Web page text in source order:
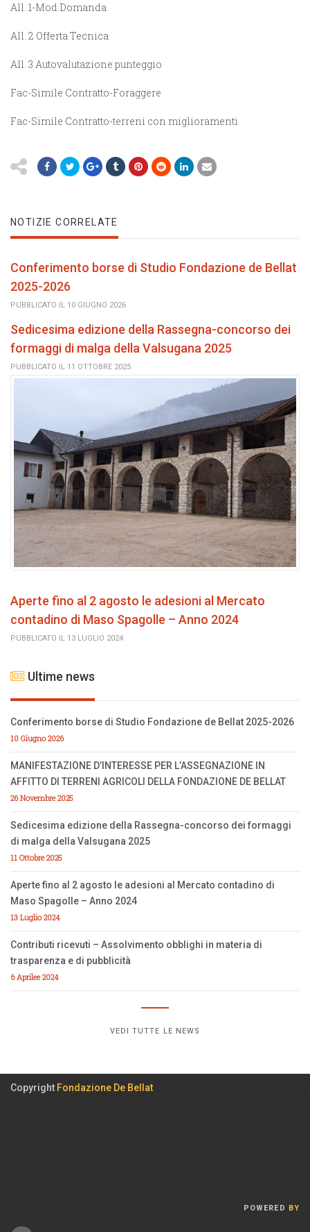
All. 1-Mod.Domanda
All. 2 Offerta Tecnica
All. 3 Autovalutazione punteggio
Fac-Simile Contratto-Foraggere
Fac-Simile Contratto-terreni con miglioramenti
NOTIZIE CORRELATE
Conferimento borse di Studio Fondazione de Bellat
2025-2026
PUBBLICATO IL 10 GIUGNO 2026
Sedicesima edizione della Rassegna-concorso dei
formaggi di malga della Valsugana 2025
PUBBLICATO IL 11 OTTOBRE 2025
Aperte fino al 2 agosto le adesioni al Mercato
contadino di Maso Spagolle – Anno 2024
PUBBLICATO IL 13 LUGLIO 2024
Ultime news
Conferimento borse di Studio Fondazione de Bellat 2025-2026
10 Giugno 2026
MANIFESTAZIONE D’INTERESSE PER L’ASSEGNAZIONE IN
AFFITTO DI TERRENI AGRICOLI DELLA FONDAZIONE DE BELLAT
26 Novembre 2025
Sedicesima edizione della Rassegna-concorso dei formaggi
di malga della Valsugana 2025
11 Ottobre 2025
Aperte fino al 2 agosto le adesioni al Mercato contadino di
Maso Spagolle – Anno 2024
13 Luglio 2024
Contributi ricevuti – Assolvimento obblighi in materia di
trasparenza e di pubblicità
6 Aprilee 2024
VEDI TUTTE LE NEWS
Copyright Fondazione De Bellat
POWERED BY